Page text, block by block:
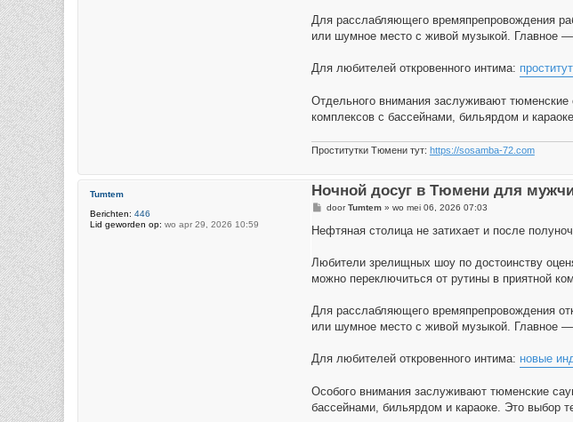
Для расслабляющего времяпрепровождения
или шумное место с живой музыкой. Главное
Для любителей откровенного интима:
Отдельного внимания заслуживают
комплексов с бассейнами, бильярдом и
Проститутки Тюмени тут: https://sosamba-72.com
Tumtem
Berichten: 446
Lid geworden op: wo apr 29, 2026 10:59
Ночной досуг в Тюмени для
B
r
h
doorTumtem» wo mei 06, 2026 07:03
Нефтяная столица не затихает и после
Любители зрелищных шоу по достоинству
можно переключиться от рутины в приятной
Для расслабляющего времяпрепровождения
или шумное место с живой музыкой. Главное —
Для любителей откровенного интима: новые
Особого внимания заслуживают тюменские
бассейнами, бильярдом и караоке. Это выбор